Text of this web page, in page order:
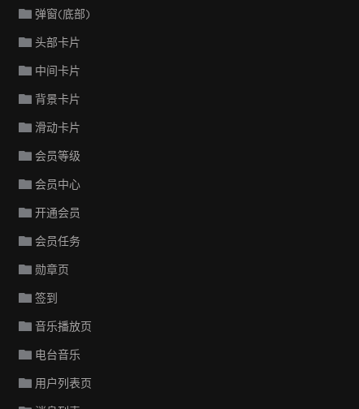
弹窗(底部)
头部卡片
中间卡片
背景卡片
滑动卡片
会员等级
会员中心
开通会员
会员任务
勋章页
签到
音乐播放页
电台音乐
用户列表页